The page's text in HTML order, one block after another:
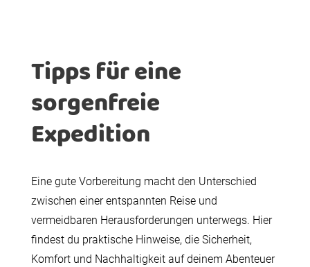
Tipps für eine
sorgenfreie
Expedition
Eine gute Vorbereitung macht den Unterschied
zwischen einer entspannten Reise und
vermeidbaren Herausforderungen unterwegs. Hier
findest du praktische Hinweise, die Sicherheit,
Komfort und Nachhaltigkeit auf deinem Abenteuer